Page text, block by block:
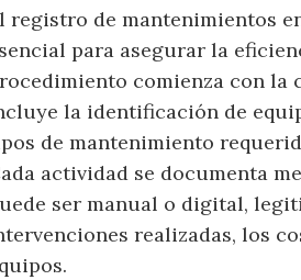
registro de mantenimientos
para asegurar la
comienza con la
la identificación de
de mantenimiento
actividad se documenta
ser manual o digital,
realizadas, los